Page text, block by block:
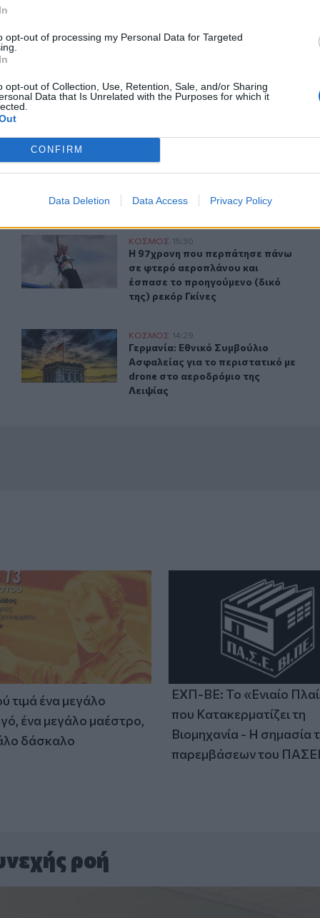
opt-out of processing my Personal Data for Targeted
opt-out of Collection, Use, Retention, Sale, and/or Sharing
Data that Is Unrelated with the Purposes for which it
CONFIRM
Data Deletion Data Access Privacy Policy
TAGS
του CRETALIVE
ΕΊΔΗΣΗ
ξερά εδάφη και ποτάμια σε ιστορικά χαμηλά επίπεδα
Ευρώπη – Εικόνες με ξερά εδάφη και ποτάμια σε ιστορικά
Η 97χρονη που περπάτησε πάνω σε φτερό αεροπλάνου
ΚΟΣΜΟΣ 15:30
Η 97χρονη που περπάτησε πάνω σε
Η 97χρονη που περπάτησε πάνω
σε φτερό αεροπλάνου και
έσπασε το προηγούμενο (δικό
της) ρεκόρ Γκίνες
μαζικής εισροής
Γερμανία: Εθνικό Συμβούλιο Ασφαλείας για το
ΚΟΣΜΟΣ 14:29
Γερμανία: Εθνικό Συμβούλιο
Γερμανία: Εθνικό Συμβούλιο
Ασφαλείας για το περιστατικό με
drone στο αεροδρόμιο της
Λειψίας
τιμά ένα μεγάλο
ένα μεγάλο μαέστρο,
δάσκαλο
ΕΧΠ-ΒΕ: Το «Ενιαίο
που Κατακερματίζει τη
Βιομηχανία - Η σημασία
παρεμβάσεων του
ροή